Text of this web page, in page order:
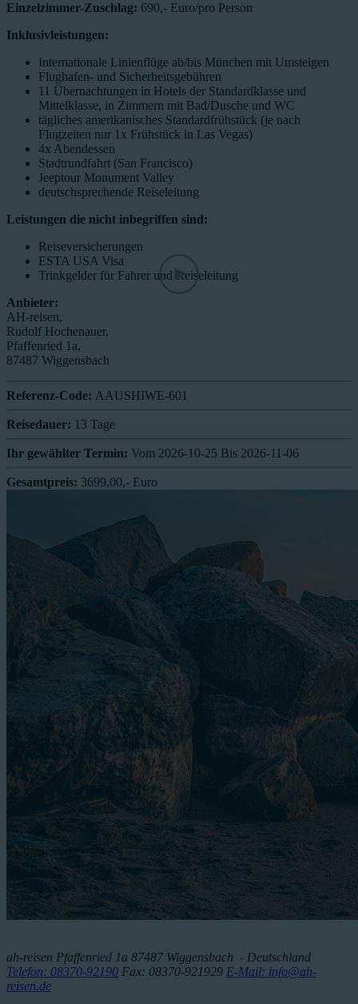
Einzelzimmer-Zuschlag: 690,- Euro/pro Person
Inklusivleistungen:
Internationale Linienflüge ab/bis München mit Umsteigen
Flughafen- und Sicherheitsgebühren
11 Übernachtungen in Hotels der Standardklasse und
Mittelklasse, in Zimmern mit Bad/Dusche und WC
tägliches amerikanisches Standardfrühstück (je nach
Flugzeiten nur 1x Frühstück in Las Vegas)
4x Abendessen
Stadtrundfahrt (San Francisco)
Jeeptour Monument Valley
deutschsprechende Reiseleitung
Leistungen die nicht inbegriffen sind:
Reiseversicherungen
ESTA USA Visa
Trinkgelder für Fahrer und Reiseleitung
Anbieter:
AH-reisen,
Rudolf Hochenauer,
Pfaffenried 1a,
87487 Wiggensbach
Referenz-Code: AAUSHIWE-601
Reisedauer: 13 Tage
Ihr gewählter Termin: Vom 2026-10-25 Bis 2026-11-06
Gesamtpreis: 3699,00,- Euro
ah-reisen Pfaffenried 1a 87487 Wiggensbach - Deutschland
Telefon: 08370-92190 Fax: 08370-921929 E-Mail: info@ah-
reisen.de